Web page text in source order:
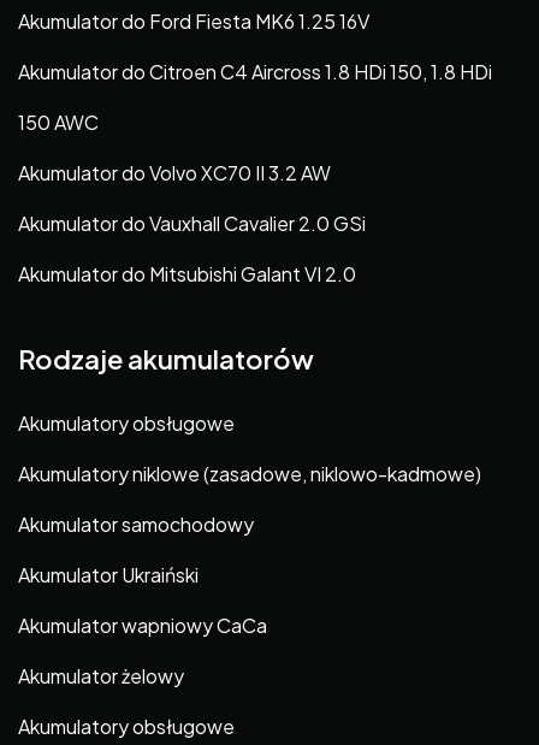
Akumulator do Ford Fiesta MK6 1.25 16V
Akumulator do Citroen C4 Aircross 1.8 HDi 150, 1.8 HDi
150 AWC
Akumulator do Volvo XC70 II 3.2 AW
Akumulator do Vauxhall Cavalier 2.0 GSi
Akumulator do Mitsubishi Galant VI 2.0
Rodzaje akumulatorów
Akumulatory obsługowe
Akumulatory niklowe (zasadowe, niklowo-kadmowe)
Akumulator samochodowy
Akumulator Ukraiński
Akumulator wapniowy CaCa
Akumulator żelowy
Akumulatory obsługowe